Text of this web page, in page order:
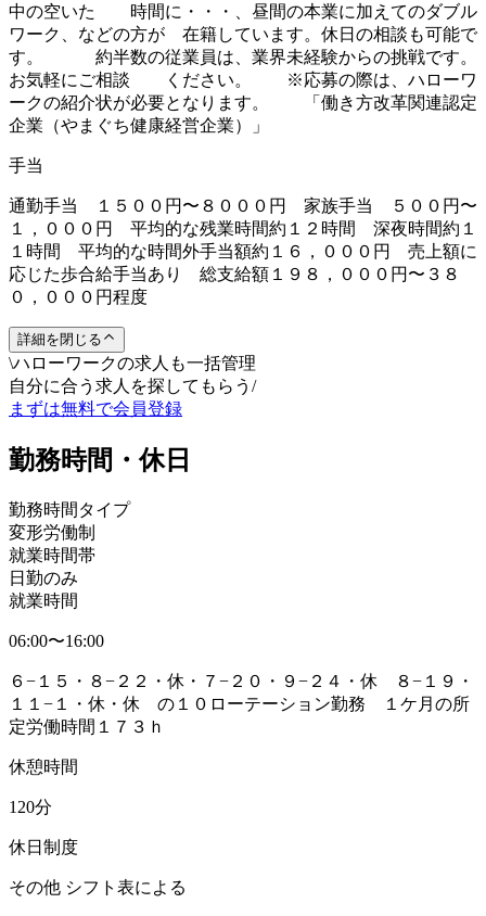
中の空いた 時間に・・・、昼間の本業に加えてのダブル
ワーク、などの方が 在籍しています。休日の相談も可能で
す。 約半数の従業員は、業界未経験からの挑戦です。
お気軽にご相談 ください。 ※応募の際は、ハローワ
ークの紹介状が必要となります。 「働き方改革関連認定
企業（やまぐち健康経営企業）」
手当
通勤手当 １５００円〜８０００円 家族手当 ５００円〜
１，０００円 平均的な残業時間約１２時間 深夜時間約１
１時間 平均的な時間外手当額約１６，０００円 売上額に
応じた歩合給手当あり 総支給額１９８，０００円〜３８
０，０００円程度
詳細を閉じる
\ハローワークの求人も一括管理
自分に合う求人を探してもらう /
まずは無料で会員登録
勤務時間・休日
勤務時間タイプ
変形労働制
就業時間帯
日勤のみ
就業時間
06:00〜16:00
６−１５・８−２２・休・７−２０・９−２４・休 ８−１９・
１１−１・休・休 の１０ローテーション勤務 １ケ月の所
定労働時間１７３ｈ
休憩時間
120分
休日制度
その他 シフト表による